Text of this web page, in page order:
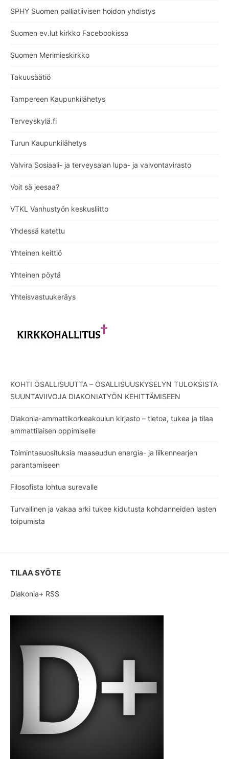
SPHY Suomen palliatiivisen hoidon yhdistys
Suomen ev.lut kirkko Facebookissa
Suomen Merimieskirkko
Takuusäätiö
Tampereen Kaupunkilähetys
Terveyskylä.fi
Turun Kaupunkilähetys
Valvira Sosiaali- ja terveysalan lupa- ja valvontavirasto
Voit sä jeesaa?
VTKL Vanhustyön keskusliitto
Yhdessä katettu
Yhteinen keittiö
Yhteinen pöytä
Yhteisvastuukeräys
KOHTI OSALLISUUTTA – OSALLISUUSKYSELYN TULOKSISTA
SUUNTAVIIVOJA DIAKONIATYÖN KEHITTÄMISEEN
Diakonia-ammattikorkeakoulun kirjasto – tietoa, tukea ja tilaa
ammattilaisen oppimiselle
Toimintasuosituksia maaseudun energia- ja liikennearjen
parantamiseen
Filosofista lohtua surevalle
Turvallinen ja vakaa arki tukee kidutusta kohdanneiden lasten
toipumista
TILAA SYÖTE
Diakonia+ RSS